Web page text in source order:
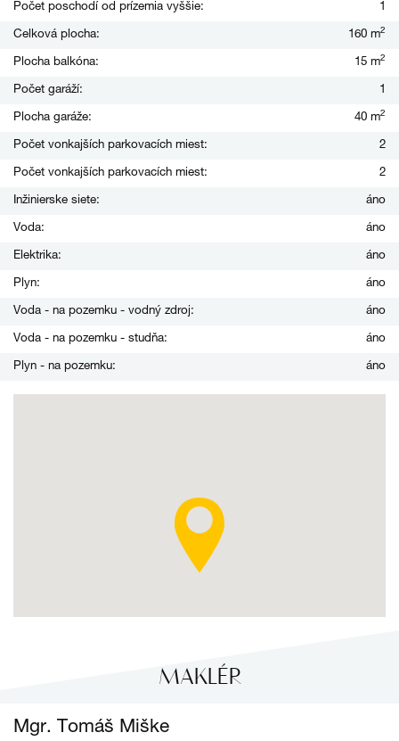
Počet poschodí od prízemia vyššie: 1
Celková plocha: 160 m2
Plocha balkóna: 15 m2
Počet garáží: 1
Plocha garáže: 40 m2
Počet vonkajších parkovacích miest: 2
Počet vonkajších parkovacích miest: 2
Inžinierske siete: áno
Voda: áno
Elektrika: áno
Plyn: áno
Voda - na pozemku - vodný zdroj: áno
Voda - na pozemku - studňa: áno
Plyn - na pozemku: áno
MAKLÉR
Mgr. Tomáš Miške